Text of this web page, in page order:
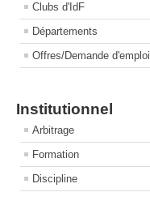
Clubs d'IdF
Départements
Offres/Demande d'emploi
Institutionnel
Arbitrage
Formation
Discipline